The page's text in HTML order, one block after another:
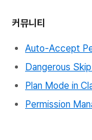
커뮤니티
Auto-Accept
Dangerous
Plan Mode in
Permission